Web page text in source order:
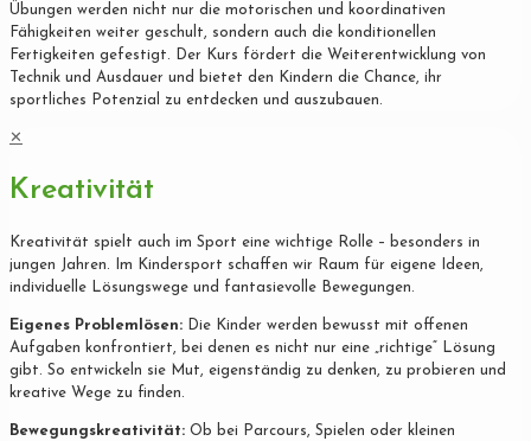
Übungen werden nicht nur die motorischen und koordinativen
Fähigkeiten weiter geschult, sondern auch die konditionellen
Fertigkeiten gefestigt. Der Kurs fördert die Weiterentwicklung von
Technik und Ausdauer und bietet den Kindern die Chance, ihr
sportliches Potenzial zu entdecken und auszubauen.
✕
Kreativität
Kreativität spielt auch im Sport eine wichtige Rolle – besonders in
jungen Jahren. Im Kindersport schaffen wir Raum für eigene Ideen,
individuelle Lösungswege und fantasievolle Bewegungen.
Eigenes Problemlösen: Die Kinder werden bewusst mit offenen
Aufgaben konfrontiert, bei denen es nicht nur eine „richtige“ Lösung
gibt. So entwickeln sie Mut, eigenständig zu denken, zu probieren und
kreative Wege zu finden.
Bewegungskreativität: Ob bei Parcours, Spielen oder kleinen